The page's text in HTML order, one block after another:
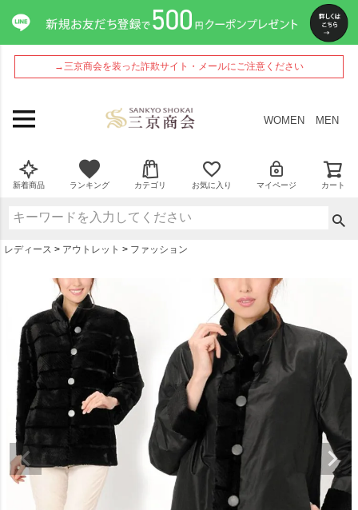
→三京商会を装った詐欺サイト・メールにご注意ください
WOMEN MEN
新着商品 ランキング カテゴリ お気に入り マイページ カート
レディース アウトレット ファッション
ペー
ジト
ップ
へ